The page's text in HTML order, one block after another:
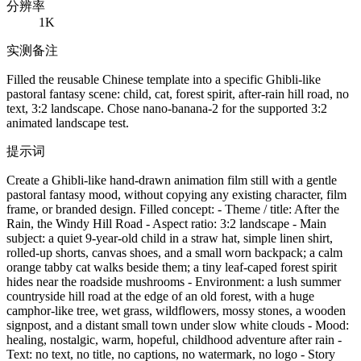
分辨率
1K
实测备注
Filled the reusable Chinese template into a specific Ghibli-like
pastoral fantasy scene: child, cat, forest spirit, after-rain hill road, no
text, 3:2 landscape. Chose nano-banana-2 for the supported 3:2
animated landscape test.
提示词
Create a Ghibli-like hand-drawn animation film still with a gentle
pastoral fantasy mood, without copying any existing character, film
frame, or branded design. Filled concept: - Theme / title: After the
Rain, the Windy Hill Road - Aspect ratio: 3:2 landscape - Main
subject: a quiet 9-year-old child in a straw hat, simple linen shirt,
rolled-up shorts, canvas shoes, and a small worn backpack; a calm
orange tabby cat walks beside them; a tiny leaf-caped forest spirit
hides near the roadside mushrooms - Environment: a lush summer
countryside hill road at the edge of an old forest, with a huge
camphor-like tree, wet grass, wildflowers, mossy stones, a wooden
signpost, and a distant small town under slow white clouds - Mood:
healing, nostalgic, warm, hopeful, childhood adventure after rain -
Text: no text, no title, no captions, no watermark, no logo - Story